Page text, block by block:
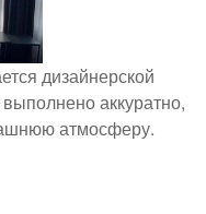
дизайнерской
аккуратно,
атмосферу.